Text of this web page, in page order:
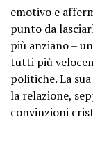
emotivo e
punto da
più anziano –
tutti più
politiche. La
la relazione,
convinzioni